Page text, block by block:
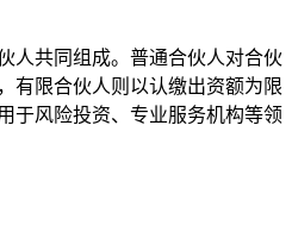
共同组成。普通合伙人对合伙
有限合伙人则以认缴出资额为限
于风险投资、专业服务机构等领